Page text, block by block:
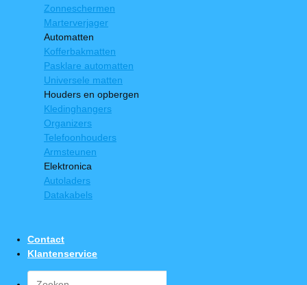
Zonneschermen
Marterverjager
Automatten
Kofferbakmatten
Pasklare automatten
Universele matten
Houders en opbergen
Kledinghangers
Organizers
Telefoonhouders
Armsteunen
Elektronica
Autoladers
Datakabels
Contact
Klantenservice